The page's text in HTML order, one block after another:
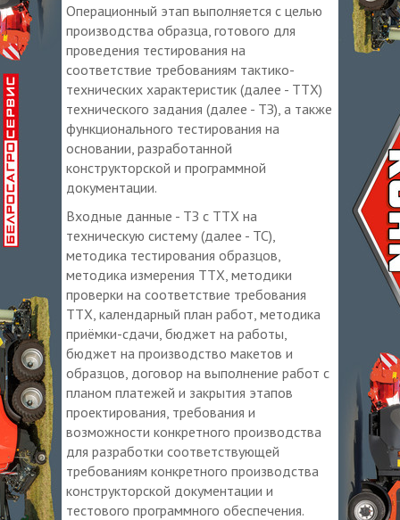
Операционный этап выполняется с целью
производства образца, готового для
проведения тестирования на
соответствие требованиям тактико-
технических характеристик (далее - ТТХ)
технического задания (далее - ТЗ), а также
функционального тестирования на
основании, разработанной
конструкторской и программной
документации.
Входные данные - ТЗ с ТТХ на
техническую систему (далее - ТС),
методика тестирования образцов,
методика измерения ТТХ, методики
проверки на соответствие требования
ТТХ, календарный план работ, методика
приёмки-сдачи, бюджет на работы,
бюджет на производство макетов и
образцов, договор на выполнение работ с
планом платежей и закрытия этапов
проектирования, требования и
возможности конкретного производства
для разработки соответствующей
требованиям конкретного производства
конструкторской документации и
тестового программного обеспечения.